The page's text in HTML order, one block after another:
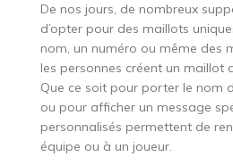
De nos jours, de nombreux
d’opter pour des maillots
nom, un numéro ou même des
les personnes créent un maillot
Que ce soit pour porter le nom
ou pour afficher un message
personnalisés permettent de
équipe ou à un joueur.